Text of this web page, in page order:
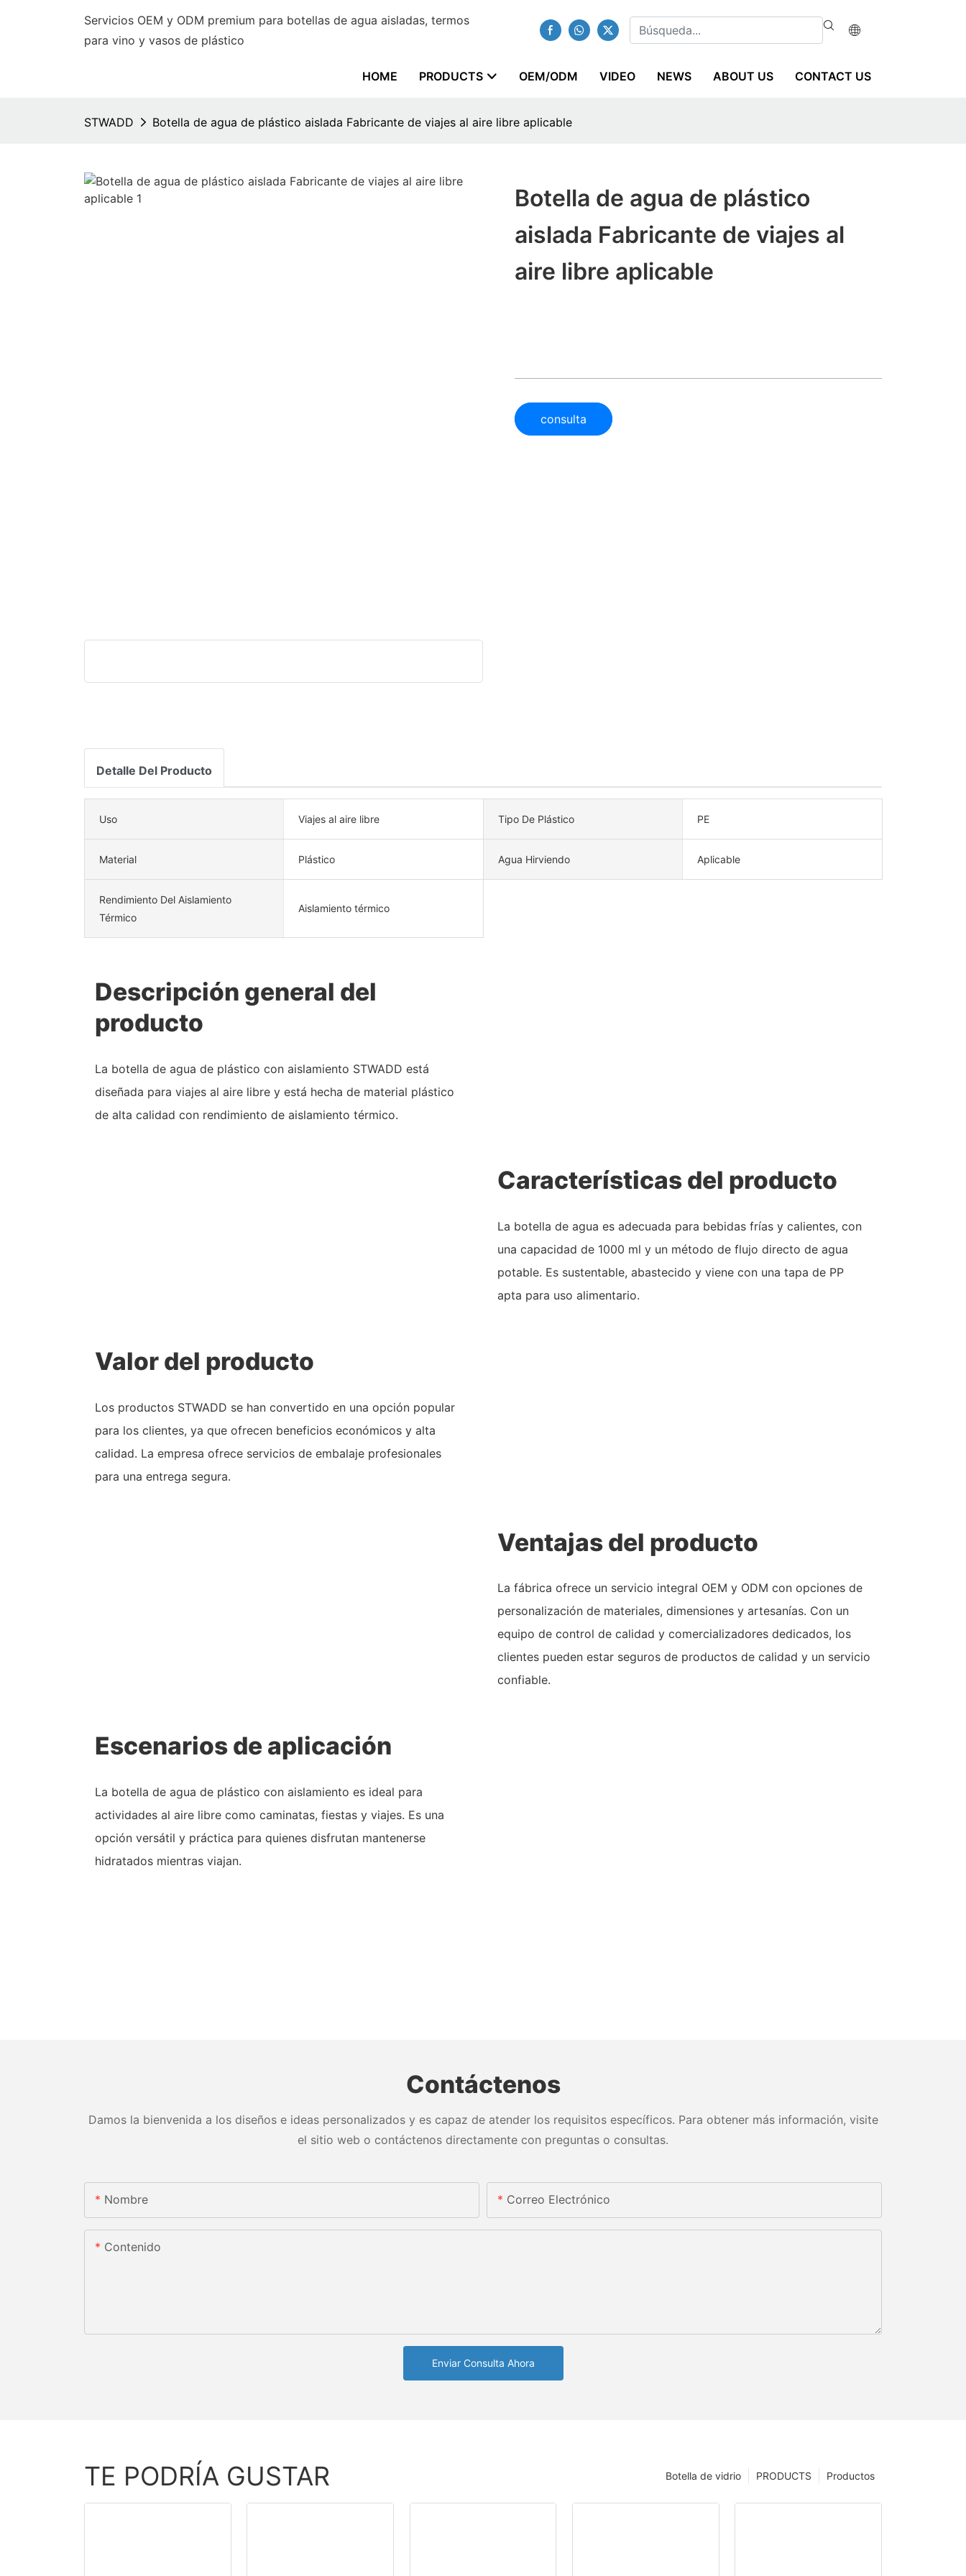
Servicios OEM y ODM premium para botellas de agua aisladas, termos
para vino y vasos de plástico
HOME PRODUCTS OEM/ODM VIDEO NEWS ABOUT US CONTACT US
STWADD Botella de agua de plástico aislada Fabricante de viajes al aire libre aplicable
Botella de agua de plástico
aislada Fabricante de viajes al
aire libre aplicable
consulta
Detalle Del Producto
Uso Viajes al aire libre Tipo De Plástico PE
Material Plástico Agua Hirviendo Aplicable
Rendimiento Del Aislamiento
Térmico
Aislamiento térmico
Descripción general del
producto
La botella de agua de plástico con aislamiento STWADD está
diseñada para viajes al aire libre y está hecha de material plástico
de alta calidad con rendimiento de aislamiento térmico.
Características del producto
La botella de agua es adecuada para bebidas frías y calientes, con
una capacidad de 1000 ml y un método de flujo directo de agua
potable. Es sustentable, abastecido y viene con una tapa de PP
apta para uso alimentario.
Valor del producto
Los productos STWADD se han convertido en una opción popular
para los clientes, ya que ofrecen beneficios económicos y alta
calidad. La empresa ofrece servicios de embalaje profesionales
para una entrega segura.
Ventajas del producto
La fábrica ofrece un servicio integral OEM y ODM con opciones de
personalización de materiales, dimensiones y artesanías. Con un
equipo de control de calidad y comercializadores dedicados, los
clientes pueden estar seguros de productos de calidad y un servicio
confiable.
Escenarios de aplicación
La botella de agua de plástico con aislamiento es ideal para
actividades al aire libre como caminatas, fiestas y viajes. Es una
opción versátil y práctica para quienes disfrutan mantenerse
hidratados mientras viajan.
Contáctenos
Damos la bienvenida a los diseños e ideas personalizados y es capaz de atender los requisitos específicos. Para obtener más información, visite
el sitio web o contáctenos directamente con preguntas o consultas.
Nombre Correo Electrónico
Contenido
Enviar Consulta Ahora
TE PODRÍA GUSTAR Productos
PRODUCTS
Botella de vidrio